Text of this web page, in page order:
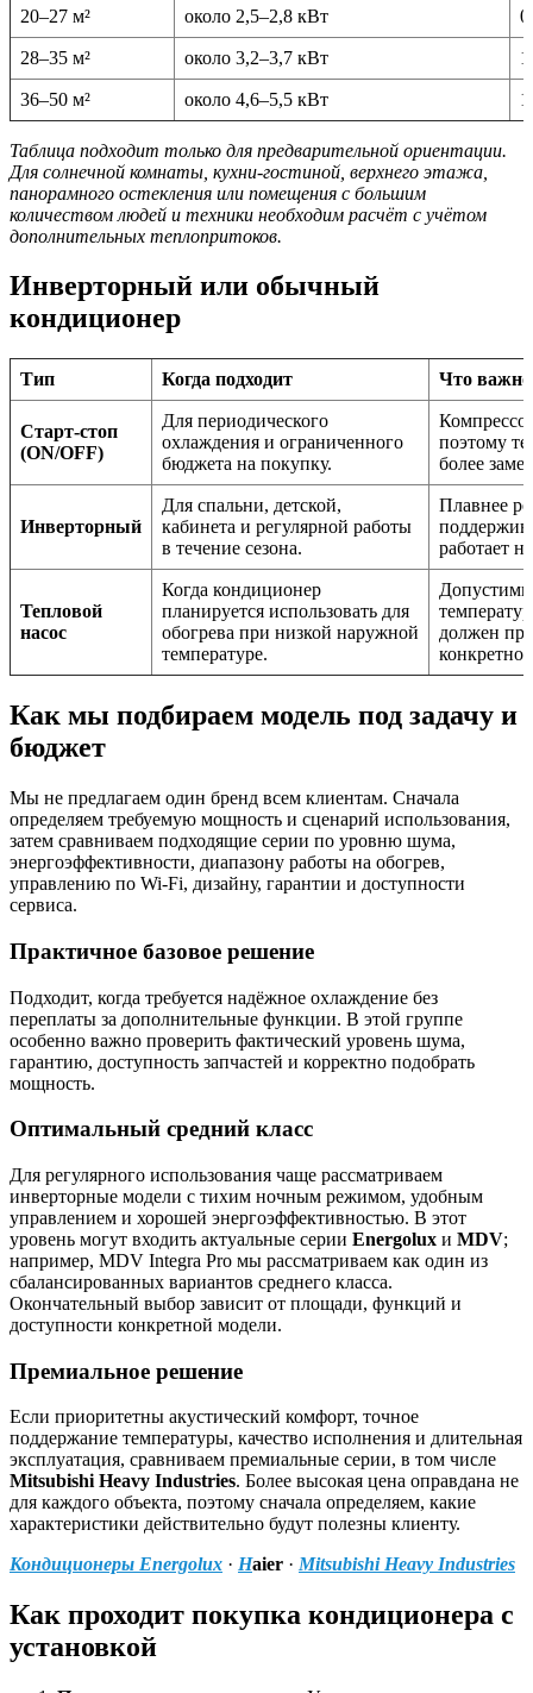
20–27 м² около 2,5–2,8 кВт
28–35 м² около 3,2–3,7 кВт
36–50 м² около 4,6–5,5 кВт
Таблица подходит только для предварительной ориентации.
Для солнечной комнаты, кухни-гостиной, верхнего этажа,
панорамного остекления или помещения с большим
количеством людей и техники необходим расчёт с учётом
дополнительных теплопритоков.
Инверторный или обычный
кондиционер
Тип Когда подходит Что
Старт-стоп
(ON/OFF)
Для периодического
охлаждения и ограниченного
бюджета на покупку.
поэтому
более
Инверторный
Для спальни, детской,
кабинета и регулярной работы
в течение сезона.
Плавнее
работает
Тепловой
насос
Когда кондиционер
планируется использовать для
обогрева при низкой наружной
температуре.
должен
Как мы подбираем модель под задачу и
бюджет
Мы не предлагаем один бренд всем клиентам. Сначала
определяем требуемую мощность и сценарий использования,
затем сравниваем подходящие серии по уровню шума,
энергоэффективности, диапазону работы на обогрев,
управлению по Wi‑Fi, дизайну, гарантии и доступности
сервиса.
Практичное базовое решение
Подходит, когда требуется надёжное охлаждение без
переплаты за дополнительные функции. В этой группе
особенно важно проверить фактический уровень шума,
гарантию, доступность запчастей и корректно подобрать
мощность.
Оптимальный средний класс
Для регулярного использования чаще рассматриваем
инверторные модели с тихим ночным режимом, удобным
управлением и хорошей энергоэффективностью. В этот
уровень могут входить актуальные серии Energolux и MDV;
например, MDV Integra Pro мы рассматриваем как один из
сбалансированных вариантов среднего класса.
Окончательный выбор зависит от площади, функций и
доступности конкретной модели.
Премиальное решение
Если приоритетны акустический комфорт, точное
поддержание температуры, качество исполнения и длительная
эксплуатация, сравниваем премиальные серии, в том числе
Mitsubishi Heavy Industries. Более высокая цена оправдана не
для каждого объекта, поэтому сначала определяем, какие
характеристики действительно будут полезны клиенту.
Кондиционеры Energolux · Haier · Mitsubishi Heavy Industries
Как проходит покупка кондиционера с
установкой